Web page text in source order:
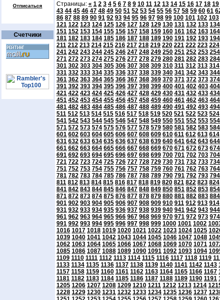
Отписаться
Счетчики
Страницы: « 1 2 3 4 5 6 7 8 9 10 11 12 13 14 15 16 17 18 19
43 44 45 46 47 48 49 50 51 52 53 54 55 56 57 58 59 60 61
86 87 88 89 90 91 92 93 94 95 96 97 98 99 100 101 102 103
121 122 123 124 125 126 127 128 129 130 131 132 133 134
151 152 153 154 155 156 157 158 159 160 161 162 163 164
181 182 183 184 185 186 187 188 189 190 191 192 193 194
211 212 213 214 215 216 217 218 219 220 221 222 223 224
241 242 243 244 245 246 247 248 249 250 251 252 253 254
271 272 273 274 275 276 277 278 279 280 281 282 283 284
301 302 303 304 305 306 307 308 309 310 311 312 313 314
331 332 333 334 335 336 337 338 339 340 341 342 343 344
361 362 363 364 365 366 367 368 369 370 371 372 373 374
391 392 393 394 395 396 397 398 399 400 401 402 403 404
421 422 423 424 425 426 427 428 429 430 431 432 433 434
451 452 453 454 455 456 457 458 459 460 461 462 463 464
481 482 483 484 485 486 487 488 489 490 491 492 493 494
511 512 513 514 515 516 517 518 519 520 521 522 523 524
541 542 543 544 545 546 547 548 549 550 551 552 553 554
571 572 573 574 575 576 577 578 579 580 581 582 583 584
601 602 603 604 605 606 607 608 609 610 611 612 613 614
631 632 633 634 635 636 637 638 639 640 641 642 643 644
661 662 663 664 665 666 667 668 669 670 671 672 673 674
691 692 693 694 695 696 697 698 699 700 701 702 703 704
721 722 723 724 725 726 727 728 729 730 731 732 733 734
751 752 753 754 755 756 757 758 759 760 761 762 763 764
781 782 783 784 785 786 787 788 789 790 791 792 793 794
811 812 813 814 815 816 817 818 819 820 821 822 823 824
841 842 843 844 845 846 847 848 849 850 851 852 853 854
871 872 873 874 875 876 877 878 879 880 881 882 883 884
901 902 903 904 905 906 907 908 909 910 911 912 913 914
931 932 933 934 935 936 937 938 939 940 941 942 943 944
961 962 963 964 965 966 967 968 969 970 971 972 973 974
991 992 993 994 995 996 997 998 999 1000 1001 1002
1016 1017 1018 1019 1020 1021 1022 1023 1024 1025
1039 1040 1041 1042 1043 1044 1045 1046 1047 1048
1062 1063 1064 1065 1066 1067 1068 1069 1070 1071
1085 1086 1087 1088 1089 1090 1091 1092 1093 1094
1109 1110 1111 1112 1113 1114 1115 1116 1117 1118 1119
1133 1134 1135 1136 1137 1138 1139 1140 1141 1142 1143
1157 1158 1159 1160 1161 1162 1163 1164 1165 1166 1167
1181 1182 1183 1184 1185 1186 1187 1188 1189 1190 1191
1205 1206 1207 1208 1209 1210 1211 1212 1213 1214
1228 1229 1230 1231 1232 1233 1234 1235 1236 1237